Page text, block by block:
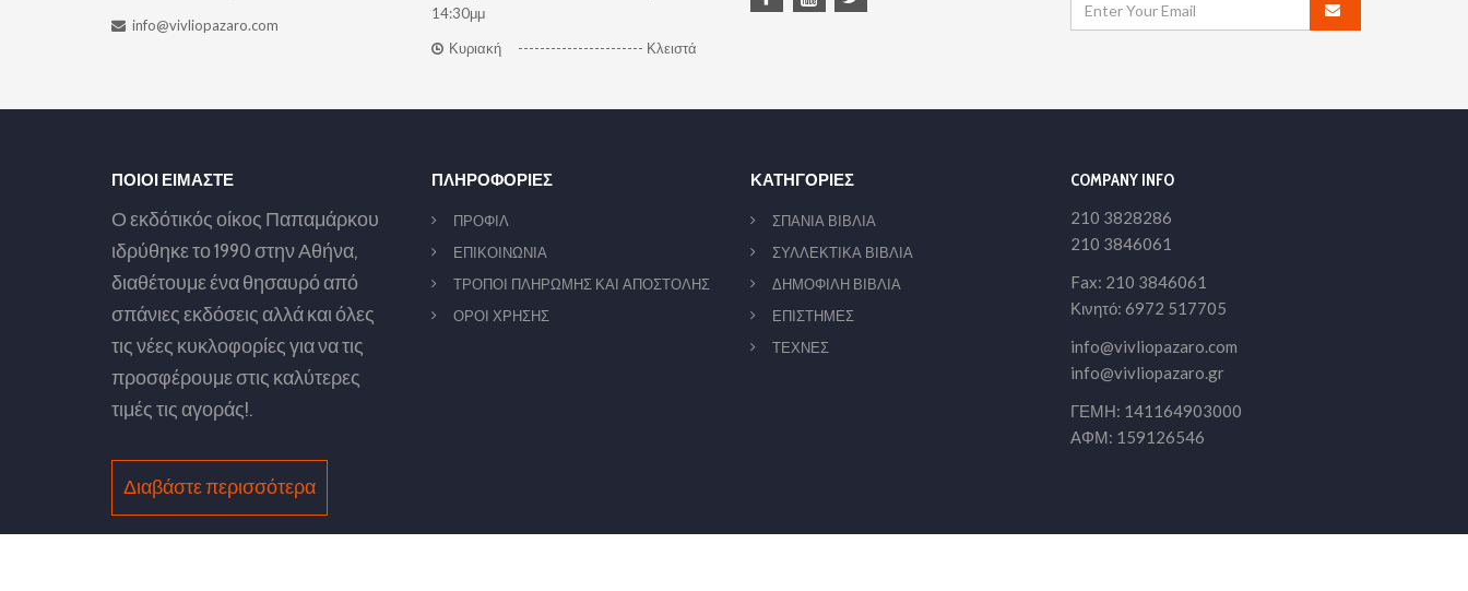
info@vivliopazaro.com
14:30μμ
Κυριακή ----------------------- Κλειστά
ΠΟΙΟΙ ΕΙΜΑΣΤΕ
Ο εκδότικός οίκος Παπαμάρκου
ιδρύθηκε το 1990 στην Αθήνα,
διαθέτουμε ένα θησαυρό από
σπάνιες εκδόσεις αλλά και όλες
τις νέες κυκλοφορίες για να τις
προσφέρουμε στις καλύτερες
τιμές τις αγοράς!.
Διαβάστε περισσότερα
ΠΛΗΡΟΦΟΡΙΕΣ
ΠΡΟΦΙΛ
ΕΠΙΚΟΙΝΩΝΙΑ
ΤΡΟΠΟΙ ΠΛΗΡΩΜΗΣ ΚΑΙ ΑΠΟΣΤΟΛΗΣ
ΟΡΟΙ ΧΡΗΣΗΣ
ΚΑΤΗΓΟΡΙΕΣ
ΣΠΑΝΙΑ ΒΙΒΛΙΑ
ΣΥΛΛΕΚΤΙΚΑ ΒΙΒΛΙΑ
ΔΗΜΟΦΙΛΗ ΒΙΒΛΙΑ
ΕΠΙΣΤΗΜΕΣ
ΤΕΧΝΕΣ
COMPANY INFO
210 3828286
210 3846061
Fax: 210 3846061
Κινητό: 6972 517705
info@vivliopazaro.com
info@vivliopazaro.gr
ΓΕΜΗ: 141164903000
ΑΦΜ: 159126546